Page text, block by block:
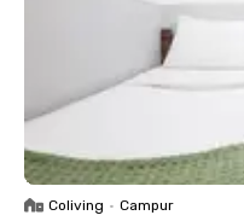
Coliving • Campur